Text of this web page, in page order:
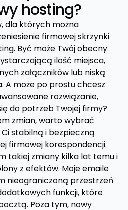
hosting?
dla których można
firmowej skrzynki
Być może Twój obecny
ilość miejsca,
załączników lub niską
A może po prostu chcesz
rozwiązanie,
do potrzeb Twojej firmy?
zmian, warto wybrać
stabilną i bezpieczną
firmowej korespondencji.
takiej zmiany kilka lat temu i
z efektów. Moje emaile
nieograniczoną przestrzeń
funkcji, które
Poza tym, nowy